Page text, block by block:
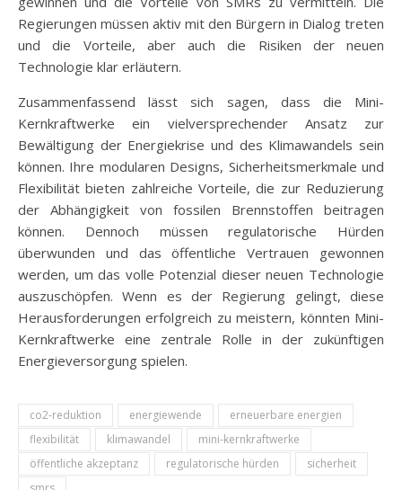
Regierungen müssen aktiv mit den Bürgern in Dialog treten
und die Vorteile, aber auch die Risiken der neuen
Technologie klar erläutern.
Zusammenfassend lässt sich sagen, dass die Mini-
Kernkraftwerke ein vielversprechender Ansatz zur
Bewältigung der Energiekrise und des Klimawandels sein
können. Ihre modularen Designs, Sicherheitsmerkmale und
Flexibilität bieten zahlreiche Vorteile, die zur Reduzierung
der Abhängigkeit von fossilen Brennstoffen beitragen
können. Dennoch müssen regulatorische Hürden
überwunden und das öffentliche Vertrauen gewonnen
werden, um das volle Potenzial dieser neuen Technologie
auszuschöpfen. Wenn es der Regierung gelingt, diese
Herausforderungen erfolgreich zu meistern, könnten Mini-
Kernkraftwerke eine zentrale Rolle in der zukünftigen
Energieversorgung spielen.
co2-reduktion energiewende
erneuerbare energien
flexibilität
klimawandel
mini-kernkraftwerke
öffentliche akzeptanz
regulatorische hürden
sicherheit